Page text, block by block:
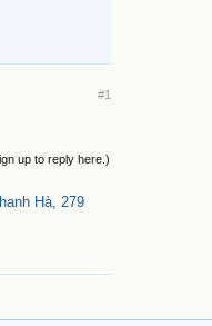
#1
up to reply here.)
Hà, 279